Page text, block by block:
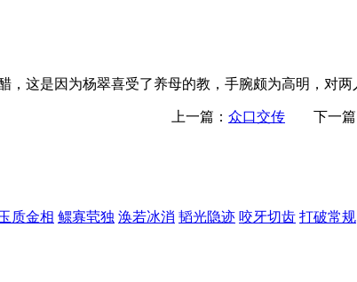
，这是因为杨翠喜受了养母的教，手腕颇为高明，对
上一篇： 众口交传 下一篇
质金相 鳏寡茕独 涣若冰消 韬光隐迹 咬牙切齿 打破常规